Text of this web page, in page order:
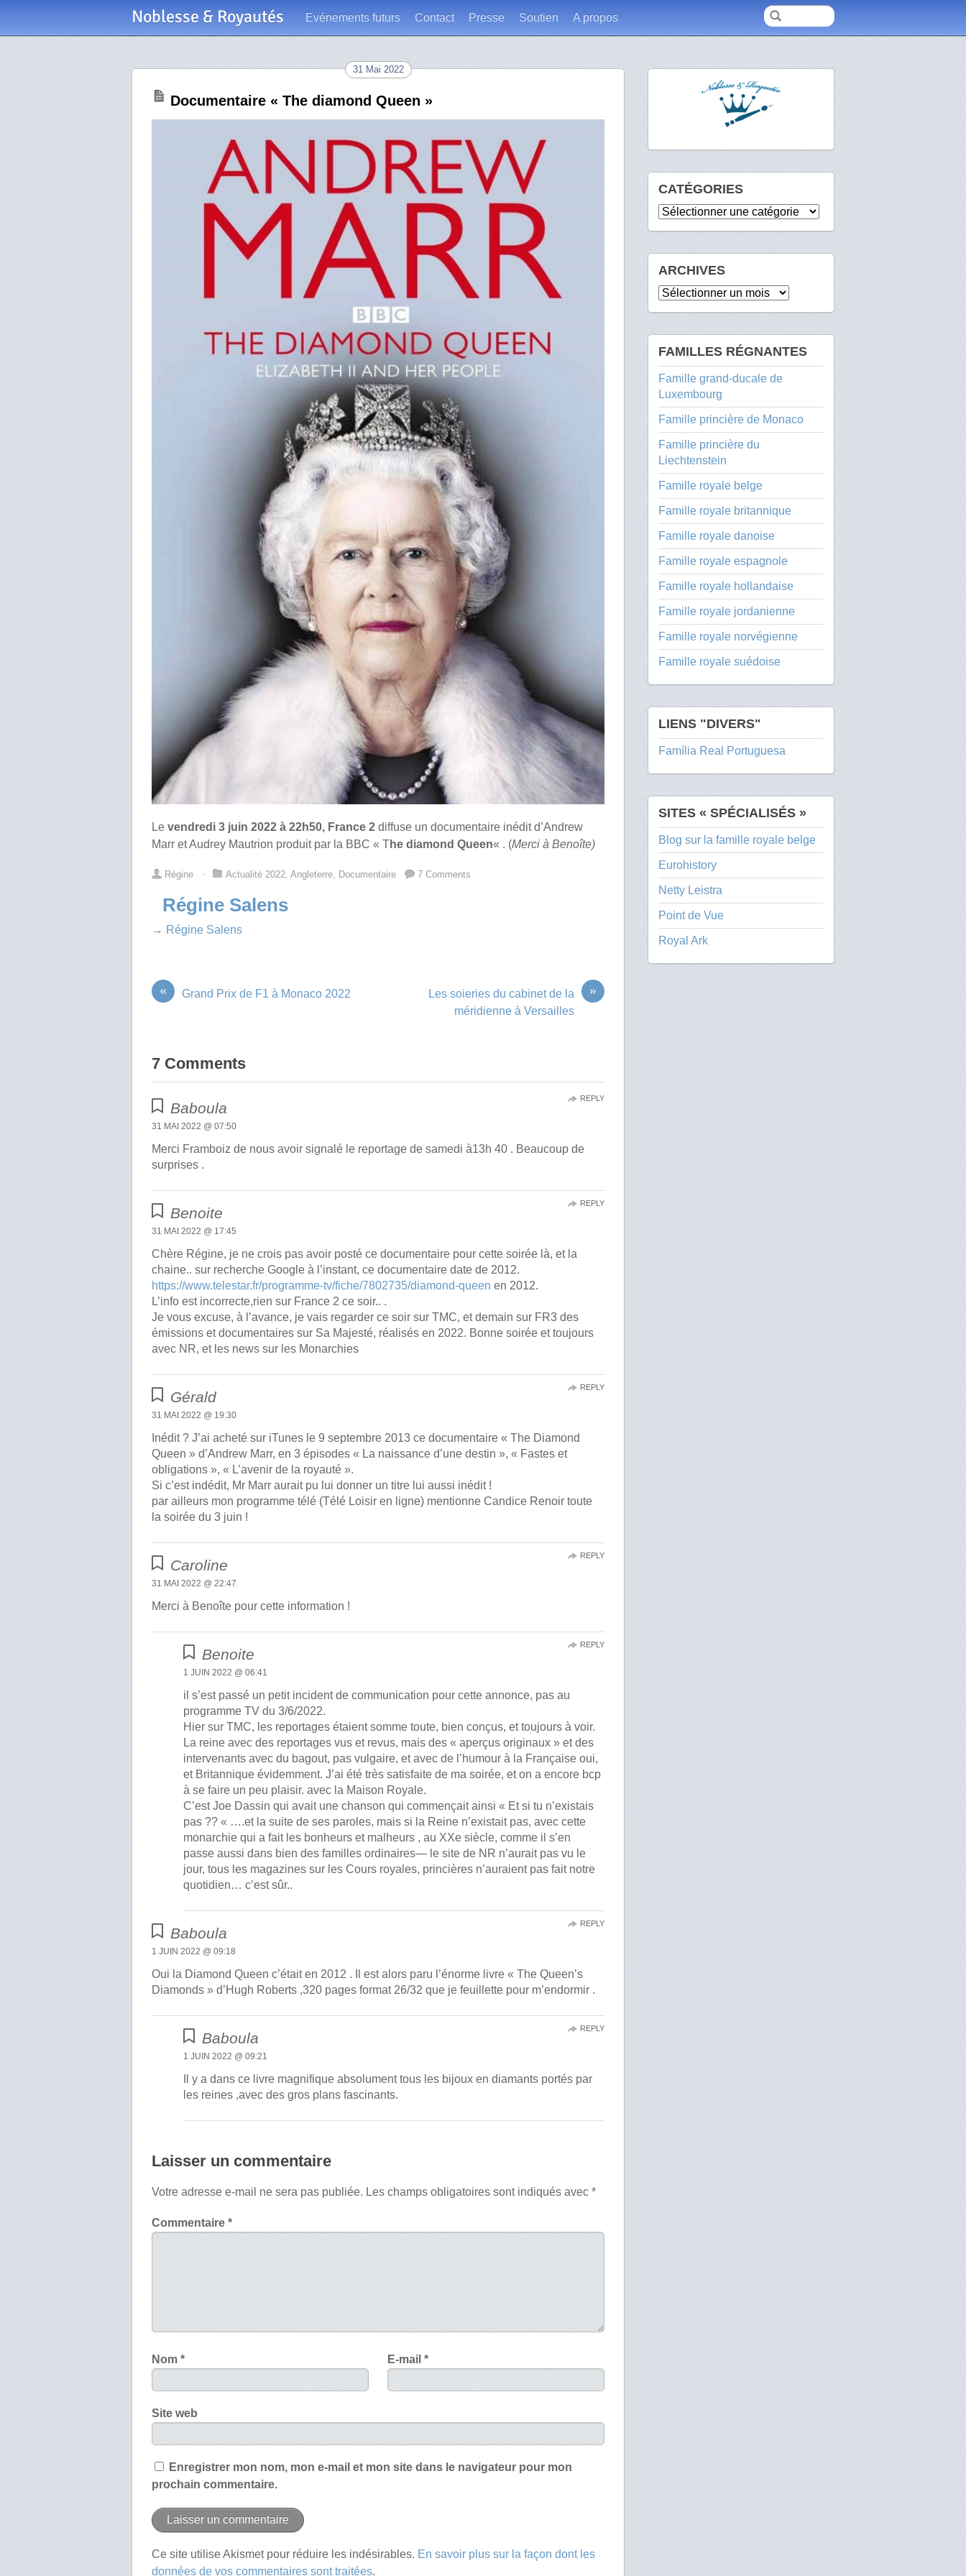
Noblesse & Royautés Evénements futurs Contact Presse Soutien A propos
31 Mai 2022
Documentaire « The diamond Queen »
Le vendredi 3 juin 2022 à 22h50, France 2 diffuse un documentaire inédit d’Andrew
Marr et Audrey Mautrion produit par la BBC « The diamond Queen« . (Merci à Benoîte)
Régine ⋅ Actualité 2022 ,Angleterre Documentaire 7 Comments
Régine Salens
→ Régine Salens
« Grand Prix de F1 à Monaco 2022 »
Les soieries du cabinet de la
méridienne à Versailles
7 Comments
Baboula
31 MAI 2022 @ 07:50
Merci Framboiz de nous avoir signalé le reportage de samedi à13h 40 . Beaucoup de
surprises .
REPLY
Benoite
31 MAI 2022 @ 17:45
Chère Régine, je ne crois pas avoir posté ce documentaire pour cette soirée là, et la
chaine.. sur recherche Google à l’instant, ce documentaire date de 2012.
https://www.telestar.fr/programme-tv/fiche/7802735/diamond-queen en 2012.
L’info est incorrecte,rien sur France 2 ce soir.. .
Je vous excuse, à l’avance, je vais regarder ce soir sur TMC, et demain sur FR3 des
émissions et documentaires sur Sa Majesté, réalisés en 2022. Bonne soirée et toujours
avec NR, et les news sur les Monarchies
REPLY
Gérald
31 MAI 2022 @ 19:30
Inédit ? J’ai acheté sur iTunes le 9 septembre 2013 ce documentaire « The Diamond
Queen » d’Andrew Marr, en 3 épisodes « La naissance d’une destin », « Fastes et
obligations », « L’avenir de la royauté ».
Si c’est indédit, Mr Marr aurait pu lui donner un titre lui aussi inédit !
par ailleurs mon programme télé (Télé Loisir en ligne) mentionne Candice Renoir toute
la soirée du 3 juin !
REPLY
Caroline
31 MAI 2022 @ 22:47
Merci à Benoîte pour cette information !
REPLY
Benoite
1 JUIN 2022 @ 06:41
il s’est passé un petit incident de communication pour cette annonce, pas au
programme TV du 3/6/2022.
Hier sur TMC, les reportages étaient somme toute, bien conçus, et toujours à voir.
La reine avec des reportages vus et revus, mais des « aperçus originaux » et des
intervenants avec du bagout, pas vulgaire, et avec de l’humour à la Française oui,
et Britannique évidemment. J’ai été très satisfaite de ma soirée, et on a encore bcp
à se faire un peu plaisir. avec la Maison Royale.
C’est Joe Dassin qui avait une chanson qui commençait ainsi « Et si tu n’existais
pas ?? « ….et la suite de ses paroles, mais si la Reine n’existait pas, avec cette
monarchie qui a fait les bonheurs et malheurs , au XXe siècle, comme il s’en
passe aussi dans bien des familles ordinaires— le site de NR n’aurait pas vu le
jour, tous les magazines sur les Cours royales, princières n’auraient pas fait notre
quotidien… c’est sûr..
REPLY
Baboula
1 JUIN 2022 @ 09:18
Oui la Diamond Queen c’était en 2012 . Il est alors paru l’énorme livre « The Queen’s
Diamonds » d’Hugh Roberts ,320 pages format 26/32 que je feuillette pour m’endormir .
REPLY
Baboula
1 JUIN 2022 @ 09:21
Il y a dans ce livre magnifique absolument tous les bijoux en diamants portés par
les reines ,avec des gros plans fascinants.
REPLY
Laisser un commentaire
Votre adresse e-mail ne sera pas publiée. Les champs obligatoires sont indiqués avec*
Commentaire*
Nom* E-mail *
Site web
Enregistrer mon nom, mon e-mail et mon site dans le navigateur pour mon
prochain commentaire.
Ce site utilise Akismet pour réduire les indésirables. En savoir plus sur la façon dont les
données de vos commentaires sont traitées.
CATÉGORIES
Catégories
ARCHIVES
Archives
FAMILLES RÉGNANTES
Famille grand-ducale de
Luxembourg
Famille princière de Monaco
Famille princière du
Liechtenstein
Famille royale belge
Famille royale britannique
Famille royale danoise
Famille royale espagnole
Famille royale hollandaise
Famille royale jordanienne
Famille royale norvégienne
Famille royale suédoise
LIENS "DIVERS"
Família Real Portuguesa
SITES « SPÉCIALISÉS »
Blog sur la famille royale belge
Eurohistory
Netty Leistra
Point de Vue
Royal Ark